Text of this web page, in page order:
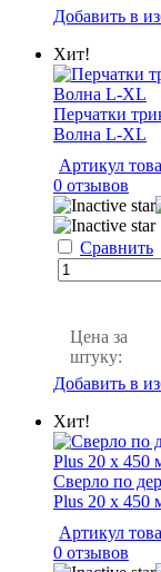
Добавить в
Хит!
Перчатки
Волна L-XL
Артикул
0 отзывов
Сравнить
Цена за
штуку:
Добавить в
Хит!
Сверло по
Plus 20 х 450
Артикул
0 отзывов